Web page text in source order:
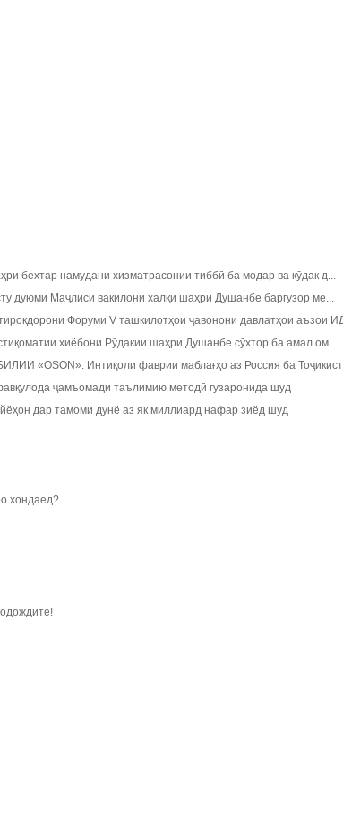
беҳтар намудани хизматрасонии тиббӣ ба модар ва кӯдак д...
дуюми Маҷлиси вакилони халқи шаҳри Душанбе баргузор ме...
Форуми V ташкилотҳои ҷавонони давлатҳои аъзои
хиёбони Рӯдакии шаҳри Душанбе сӯхтор ба амал ом...
«ОSON». Интиқоли фаврии маблағҳо аз Россия ба
ҷамъомади таълимию методӣ гузаронида шуд
дар тамоми дунё аз як миллиард нафар зиёд шуд
хондаед?